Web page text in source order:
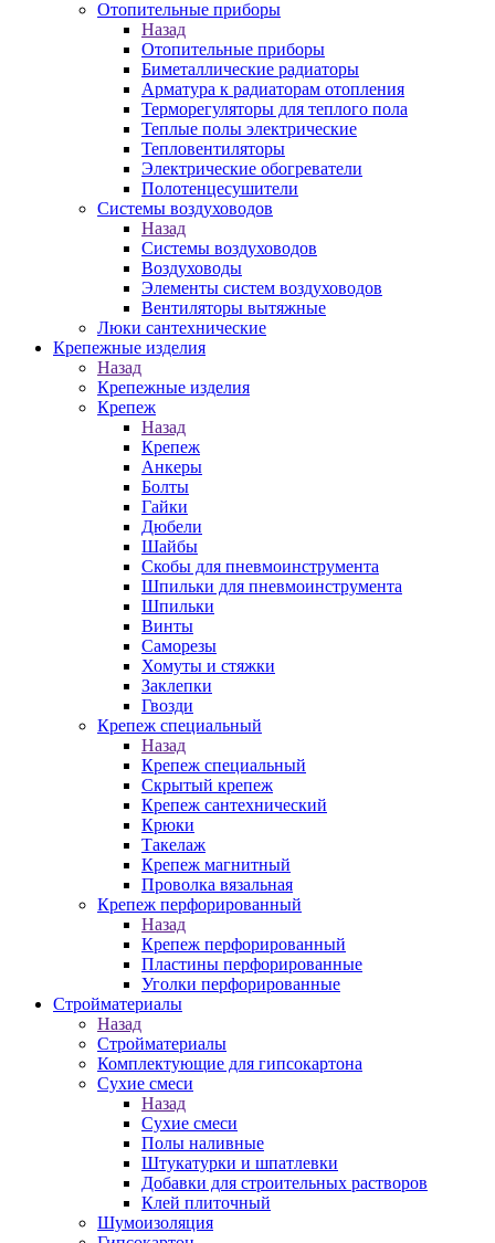
Отопительные приборы
Назад
Отопительные приборы
Биметаллические радиаторы
Арматура к радиаторам отопления
Терморегуляторы для теплого пола
Теплые полы электрические
Тепловентиляторы
Электрические обогреватели
Полотенцесушители
Системы воздуховодов
Назад
Системы воздуховодов
Воздуховоды
Элементы систем воздуховодов
Вентиляторы вытяжные
Люки сантехнические
Крепежные изделия
Назад
Крепежные изделия
Крепеж
Назад
Крепеж
Анкеры
Болты
Гайки
Дюбели
Шайбы
Скобы для пневмоинструмента
Шпильки для пневмоинструмента
Шпильки
Винты
Саморезы
Хомуты и стяжки
Заклепки
Гвозди
Крепеж специальный
Назад
Крепеж специальный
Скрытый крепеж
Крепеж сантехнический
Крюки
Такелаж
Крепеж магнитный
Проволка вязальная
Крепеж перфорированный
Назад
Крепеж перфорированный
Пластины перфорированные
Уголки перфорированные
Стройматериалы
Назад
Стройматериалы
Комплектующие для гипсокартона
Сухие смеси
Назад
Сухие смеси
Полы наливные
Штукатурки и шпатлевки
Добавки для строительных растворов
Клей плиточный
Шумоизоляция